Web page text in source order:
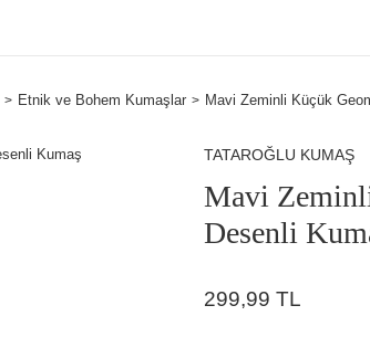
Etnik ve Bohem Kumaşlar Mavi Zeminli Küçük
TATAROĞLU KUMAŞ
Mavi
Desenli
299,99 TL